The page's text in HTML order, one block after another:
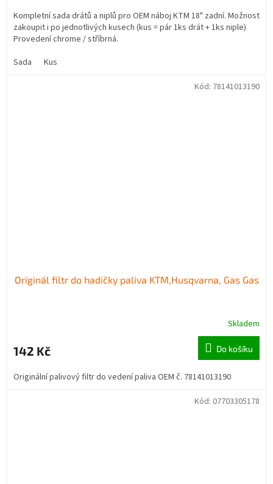
Kompletní sada drátů a niplů pro OEM náboj KTM 18" zadní. Možnost
zakoupit i po jednotlivých kusech (kus = pár 1ks drát + 1ks niple)
Provedení chrome / stříbrná.
Sada
Kus
Originál filtr do hadičky paliva KTM,Husqvarna, Gas Gas
Skladem
142 Kč Do košíku
Originální palivový filtr do vedení paliva OEM č. 78141013190
Kód: 78141013190
Kód: 07703305178